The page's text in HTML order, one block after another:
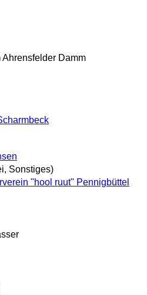
Ahrensfelder Damm
Sonstiges)
"hool ruut" Pennigbüttel